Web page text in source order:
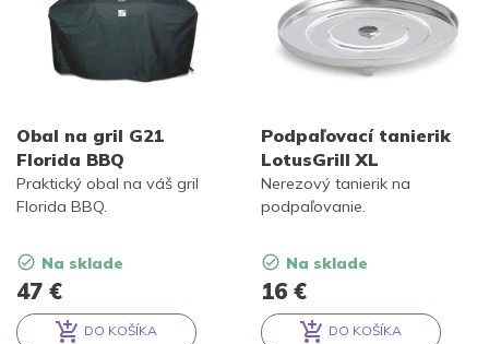
Obal na gril G21
Florida BBQ
47 €
Praktický obal na váš gril
Florida BBQ.
Na sklade
DO KOŠÍKA
Podpaľovací tanierik
LotusGrill XL
16 €
Nerezový tanierik na
podpaľovanie.
Na sklade
DO KOŠÍKA